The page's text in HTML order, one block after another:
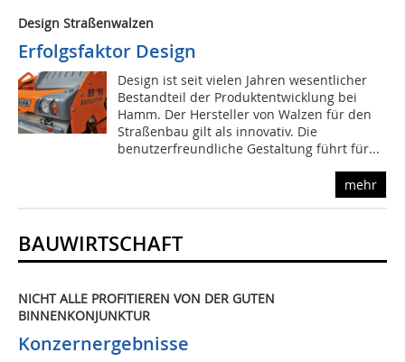
Design Straßenwalzen
Erfolgsfaktor Design
Design ist seit vielen Jahren wesentlicher
Bestandteil der Produktentwicklung bei
Hamm. Der Hersteller von Walzen für den
Straßenbau gilt als innovativ. Die
benutzerfreundliche Gestaltung führt für...
mehr
BAUWIRTSCHAFT
NICHT ALLE PROFITIEREN VON DER GUTEN
BINNENKONJUNKTUR
Konzernergebnisse